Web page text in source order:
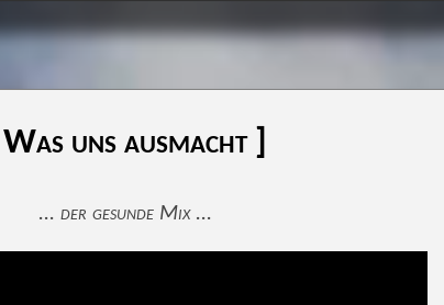
[ Was uns ausmacht ]
... der gesunde Mix ...